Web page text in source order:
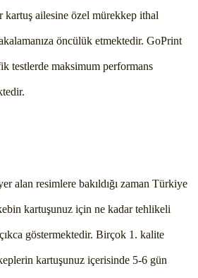
kartuş ailesine özel mürekkep ithal
öncülük etmektedir. GoPrint
testlerde maksimum performans
alan resimlere bakıldığı zaman Türkiye
kartuşunuz için ne kadar tehlikeli
göstermektedir. Birçok 1. kalite
kartuşunuz içerisinde 5-6 gün